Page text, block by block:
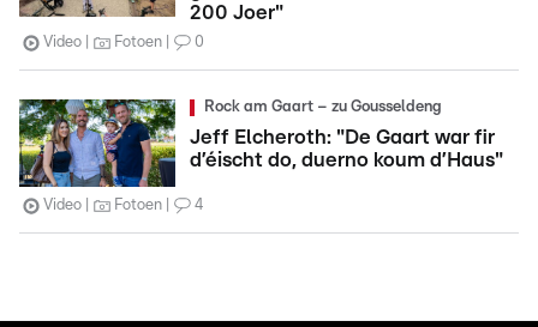
200 Joer"
Video Fotoen 0
Rock am Gaart – zu Gousseldeng
Jeff Elcheroth: "De Gaart war fir
d’éischt do, duerno koum d’Haus"
Video Fotoen 4